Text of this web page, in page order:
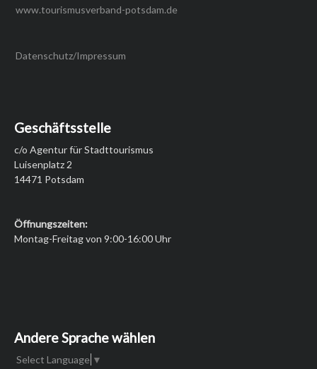
www.tourismusverband-potsdam.de
Datenschutz/Impressum
Geschäftsstelle
c/o Agentur für Stadttourismus
Luisenplatz 2
14471 Potsdam
Öffnungszeiten:
Montag-Freitag von 9:00-16:00 Uhr
Andere Sprache wählen
Select Language ▼